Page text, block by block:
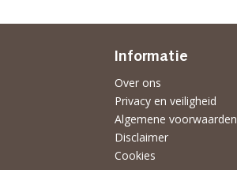
Informatie
Over ons
Privacy en veiligheid
Algemene voorwaarden
Disclaimer
Cookies